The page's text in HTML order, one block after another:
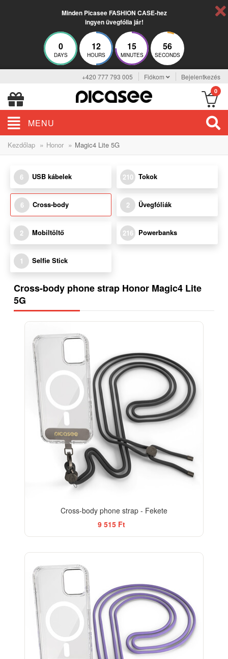
Minden Picasee FASHION CASE-hez
ingyen üvegfólia jár!
0
DAYS
12
HOURS
15
MINUTES
55
SECONDS
+420 777 793 005 Fiókom Bejelentkezés
0
MENU
Kezdőlap » Honor » Magic4 Lite 5G
6 USB kábelek 210 Tokok
6 Cross-body 2 Üvegfóliák
2 Mobiltöltő 216 Powerbanks
1 Selfie Stick
Cross-body phone strap Honor Magic4 Lite
5G
Cross-body phone strap - Fekete
9 515 Ft